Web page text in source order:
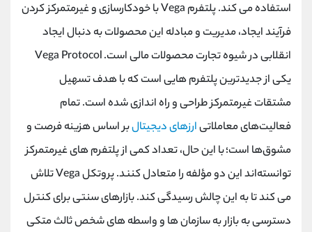
استفاده می کند. پلتفرم Vega با خودکارسازی و غیرمتمرکز کردن
فرآیند ایجاد، مدیریت و مبادله این محصولات به دنبال ایجاد
انقلابی در شیوه تجارت محصولات مالی است. Vega Protocol
یکی از جدیدترین پلتفرم هایی است که با هدف تسهیل
مشتقات غیرمتمرکز طراحی و راه اندازی شده است. تمام
فعالیت‌های معاملاتیارزهای دیجیتالبر اساس هزینه فرصت و
مشوق‌ها است؛ با این حال، تعداد کمی از پلتفرم‌ های غیرمتمرکز
توانسته‌اند این دو مؤلفه را متعادل کنند. پروتکل Vega تلاش
می کند تا به این چالش رسیدگی کند. بازارهای سنتی برای کنترل
دسترسی به بازار به سازمان ها و واسطه های شخص ثالث متکی
اینستاگرام @alireza.mehrabii
کانال تلگرام @alirezamehrabi_com
@alirezamehrabi_official